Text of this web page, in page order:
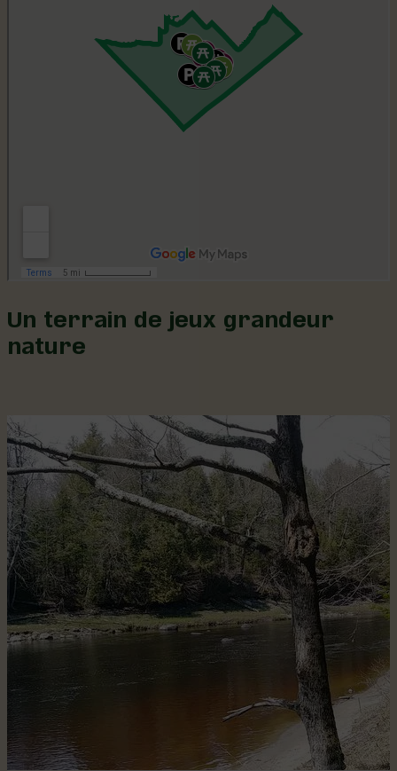
Un terrain de jeux grandeur
nature